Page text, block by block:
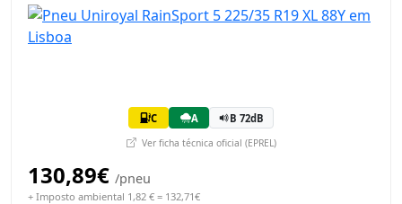
C A B 72dB
Ver ficha técnica oficial (EPREL)
130,89€ /pneu
+ Imposto ambiental 1,82 € = 132,71€